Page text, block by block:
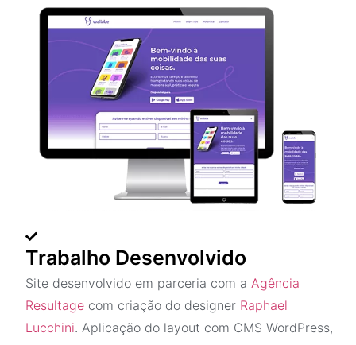
Trabalho Desenvolvido
Site desenvolvido em parceria com a Agência
Resultage com criação do designer Raphael
Lucchini. Aplicação do layout com CMS WordPress,